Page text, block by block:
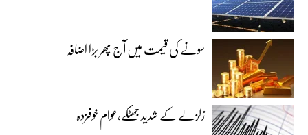
سونے کی قیمت میں آج پھر بڑا اضافہ
زلزلے کے شدید جھٹکے،عوام خوفزدہ